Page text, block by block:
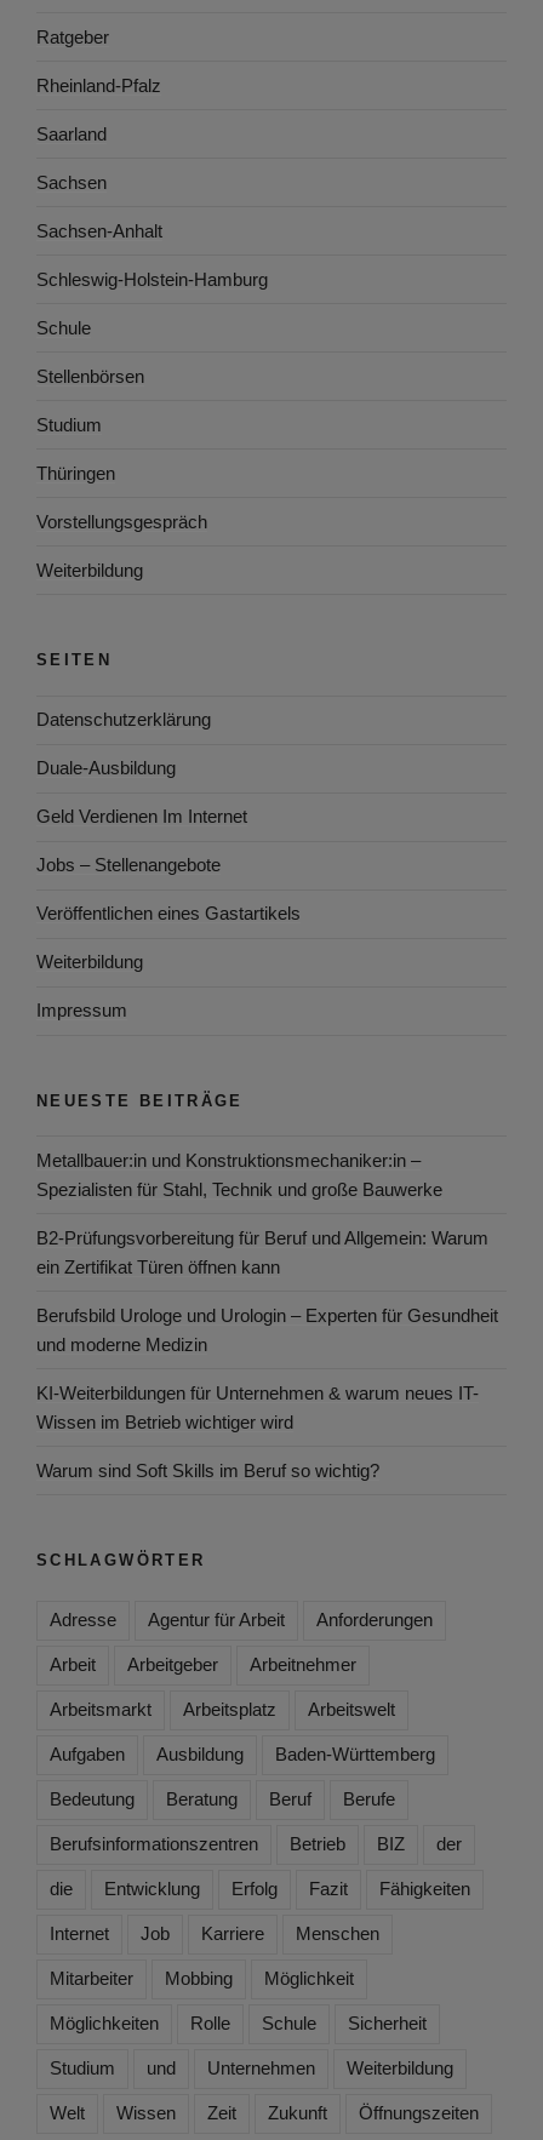
Ratgeber
Rheinland-Pfalz
Saarland
Sachsen
Sachsen-Anhalt
Schleswig-Holstein-Hamburg
Schule
Stellenbörsen
Studium
Thüringen
Vorstellungsgespräch
Weiterbildung
SEITEN
Datenschutzerklärung
Duale-Ausbildung
Geld Verdienen Im Internet
Jobs – Stellenangebote
Veröffentlichen eines Gastartikels
Weiterbildung
Impressum
NEUESTE BEITRÄGE
Metallbauer:in und Konstruktionsmechaniker:in –
Spezialisten für Stahl, Technik und große Bauwerke
B2-Prüfungsvorbereitung für Beruf und Allgemein: Warum
ein Zertifikat Türen öffnen kann
Berufsbild Urologe und Urologin – Experten für Gesundheit
und moderne Medizin
KI-Weiterbildungen für Unternehmen & warum neues IT-
Wissen im Betrieb wichtiger wird
Warum sind Soft Skills im Beruf so wichtig?
SCHLAGWÖRTER
Adresse Agentur für Arbeit Anforderungen
Arbeit Arbeitgeber Arbeitnehmer
Arbeitsmarkt Arbeitsplatz Arbeitswelt
Aufgaben Ausbildung Baden-Württemberg
Bedeutung Beratung Beruf Berufe
Berufsinformationszentren Betrieb BIZ der
die Entwicklung Erfolg Fazit Fähigkeiten
Internet Job Karriere Menschen
Mitarbeiter Mobbing Möglichkeit
Möglichkeiten Rolle Schule Sicherheit
Studium und Unternehmen Weiterbildung
Welt Wissen Zeit Zukunft Öffnungszeiten